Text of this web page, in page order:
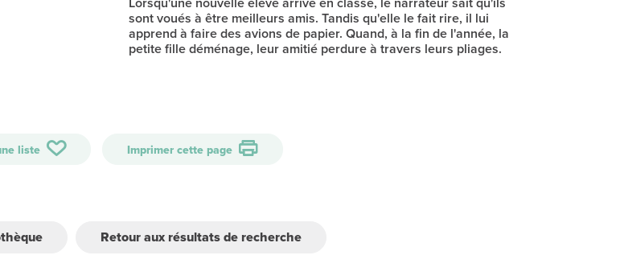
sont voués à être meilleurs amis. Tandis qu'elle le fait rire, il lui
apprend à faire des avions de papier. Quand, à la fin de l'année, la
petite fille déménage, leur amitié perdure à travers leurs pliages.
liste Imprimer cette page
Retour aux résultats de recherche